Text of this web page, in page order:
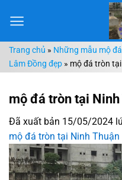
đến
dungTrang chủ » Những mẫu mộ
Lâm Đồng đẹp » mộ đá tròn
mộ đá tròn tại
Đã xuất bản 15/05/2024
mộ đá tròn tại Ninh